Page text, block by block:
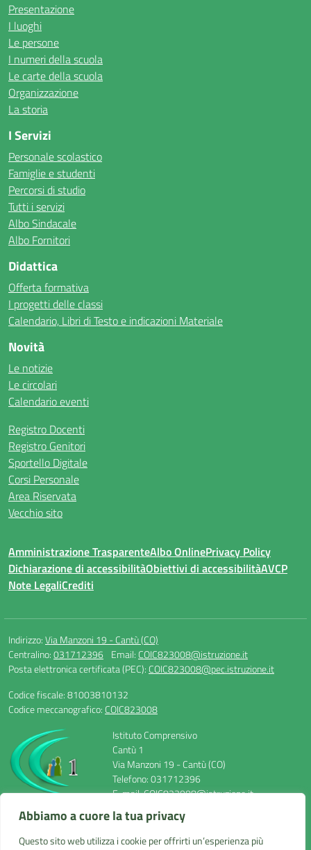
Abbiamo a cuore la tua privacy
Questo sito web utilizza i cookie per offrirti un’esperienza più
Presentazione
I luoghi
Le persone
I numeri della scuola
Le carte della scuola
Organizzazione
La storia
I Servizi
Personale scolastico
Famiglie e studenti
Percorsi di studio
Tutti i servizi
Albo Sindacale
Albo Fornitori
Didattica
Offerta formativa
I progetti delle classi
Calendario, Libri di Testo e indicazioni Materiale
Novità
Le notizie
Le circolari
Calendario eventi
Registro Docenti
Registro Genitori
Sportello Digitale
Corsi Personale
Area Riservata
Vecchio sito
Amministrazione TrasparenteAlbo OnlinePrivacy Policy
Dichiarazione di accessibilitàObiettivi di accessibilitàAVCP
Note LegaliCrediti
Indirizzo:Via Manzoni 19 - Cantù (CO)
Centralino:031712396 Email: COIC823008@istruzione.it
Posta elettronica certificata (PEC): COIC823008@pec.istruzione.it
Codice fiscale: 81003810132
Codice meccanografico: COIC823008
Istituto Comprensivo
Cantù 1
Via Manzoni 19 - Cantù (CO)
Telefono: 031712396
E-mail: COIC823008@istruzione.it
PEC: COIC823008@pec.istruzione.it
Codice Meccanografico: COIC823008
Codice Fiscale: 81003810132